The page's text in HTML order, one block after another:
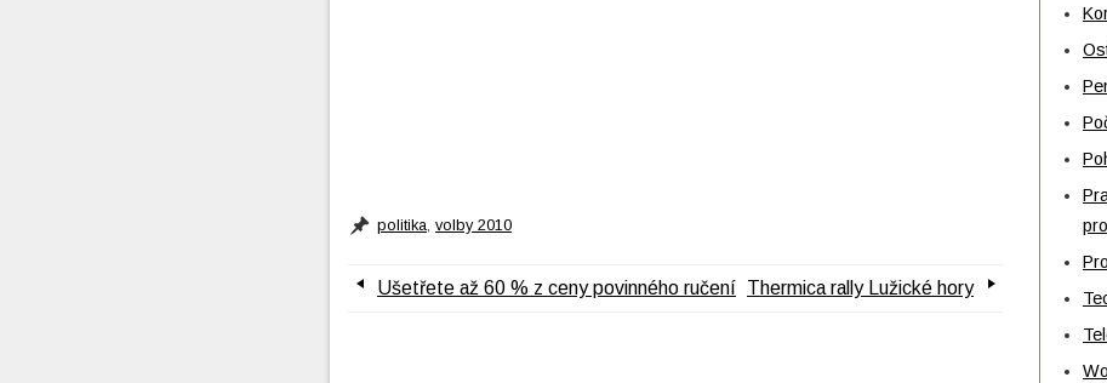
politika, volby 2010
Ušetřete až 60 % z ceny povinného ručení Thermica rally Lužické hory